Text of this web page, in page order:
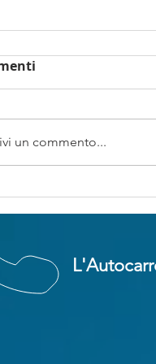
e
La bella
non era meglio se
a dorm
un commento...